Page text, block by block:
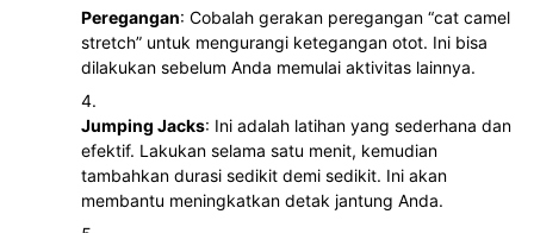
Peregangan: Cobalah gerakan peregangan “cat camel
stretch” untuk mengurangi ketegangan otot. Ini bisa
dilakukan sebelum Anda memulai aktivitas lainnya.
Jumping Jacks: Ini adalah latihan yang sederhana dan
efektif. Lakukan selama satu menit, kemudian
tambahkan durasi sedikit demi sedikit. Ini akan
membantu meningkatkan detak jantung Anda.